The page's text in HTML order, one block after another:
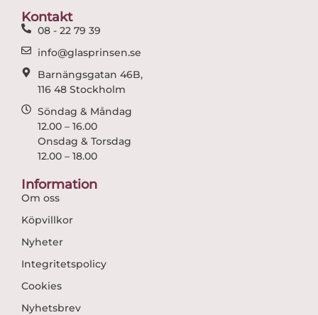
Kontakt
08 - 22 79 39
info@glasprinsen.se
Barnängsgatan 46B,
116 48 Stockholm
Söndag & Måndag
12.00 – 16.00
Onsdag & Torsdag
12.00 – 18.00
Information
Om oss
Köpvillkor
Nyheter
Integritetspolicy
Cookies
Nyhetsbrev